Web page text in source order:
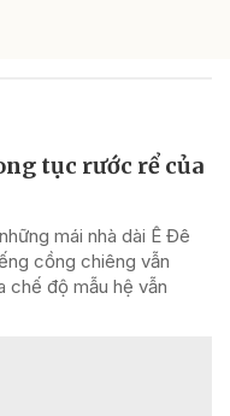
tục rước rể của
mái nhà dài Ê Đê
cồng chiêng vẫn
chế độ mẫu hệ vẫn